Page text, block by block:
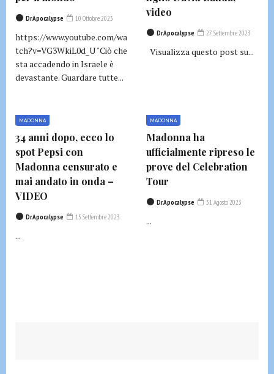
DrApocalypse 10 Ottobre 2023
https://www.youtube.com/wa
tch?v=VG3WkiL0d_U "Ciò che
sta accadendo in Israele è
devastante. Guardare tutte...
video
DrApocalypse 27 Settembre 2023
Visualizza questo post su...
MADONNA
34 anni dopo, ecco lo
spot Pepsi con
Madonna censurato e
mai andato in onda –
VIDEO
DrApocalypse 15 Settembre 2023
...
MADONNA
Madonna ha
ufficialmente ripreso le
prove del Celebration
Tour
DrApocalypse 31 Agosto 2023
...